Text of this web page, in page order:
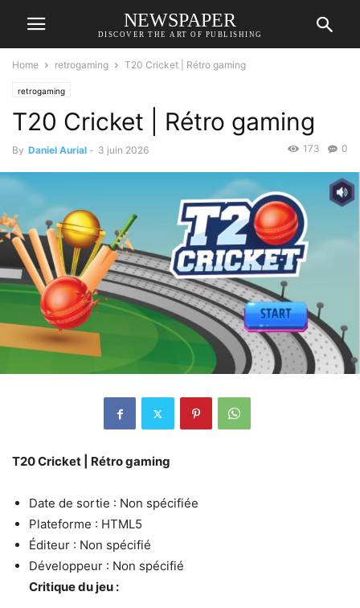
NEWSPAPER
DISCOVER THE ART OF PUBLISHING
Home retrogaming T20 Cricket | Rétro gaming
retrogaming
T20 Cricket | Rétro gaming
By Daniel Aurial - 3 juin 2026 0
173
T20 Cricket | Rétro gaming
Date de sortie : Non spécifiée
Plateforme : HTML5
Éditeur : Non spécifié
Développeur : Non spécifié
Critique du jeu :